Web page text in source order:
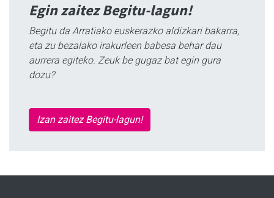
Egin zaitez Begitu-lagun!
Begitu da Arratiako euskerazko aldizkari bakarra,
eta zu bezalako irakurleen babesa behar dau
aurrera egiteko. Zeuk be gugaz bat egin gura
dozu?
Izan zaitez Begitu-lagun!